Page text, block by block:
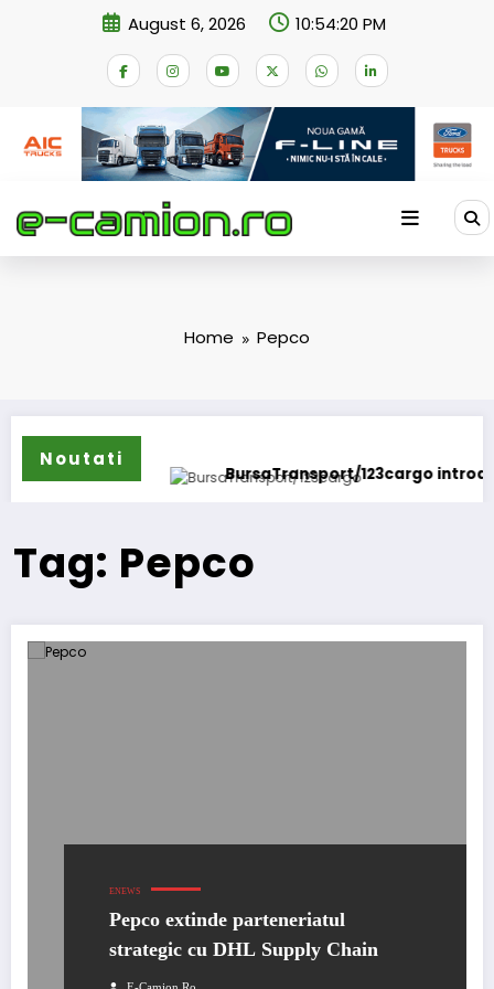
August 6, 2026 10:54:20 PM
Home Pepco
Noutati
BursaTransport/123cargo introduce o
Tag: Pepco
ENEWS
Pepco extinde parteneriatul
strategic cu DHL Supply Chain